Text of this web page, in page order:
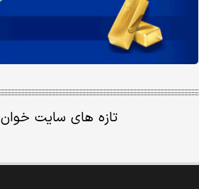
تازه های سایت خوان